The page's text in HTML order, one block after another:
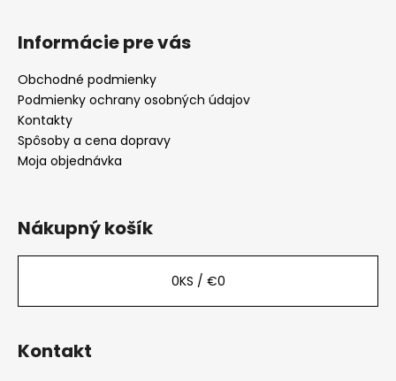
Informácie pre vás
Obchodné podmienky
Podmienky ochrany osobných údajov
Kontakty
Spôsoby a cena dopravy
Moja objednávka
Nákupný košík
0KS / €0
Kontakt